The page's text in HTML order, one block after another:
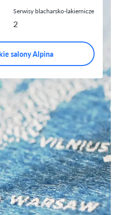
Serwisy blacharsko-lakiernicze
2
salony Alpina